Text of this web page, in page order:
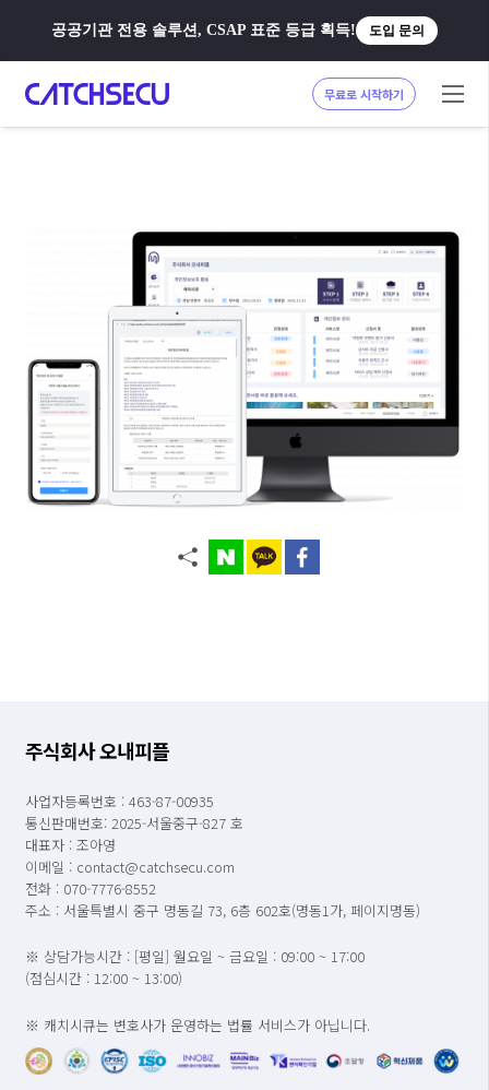
공공기관 전용 솔루션, CSAP 표준 등급 획득! 도입 문의
무료로 시작하기
주식회사 오내피플
사업자등록번호 : 463-87-00935
통신판매번호: 2025-서울중구-827 호
대표자 : 조아영
이메일 : contact@catchsecu.com
전화 : 070-7776-8552
주소 : 서울특별시 중구 명동길 73, 6층 602호(명동1가, 페이지명동)
※ 상담가능시간 : [평일] 월요일 ~ 금요일 : 09:00 ~ 17:00
(점심시간 : 12:00 ~ 13:00)
※ 캐치시큐는 변호사가 운영하는 법률 서비스가 아닙니다.